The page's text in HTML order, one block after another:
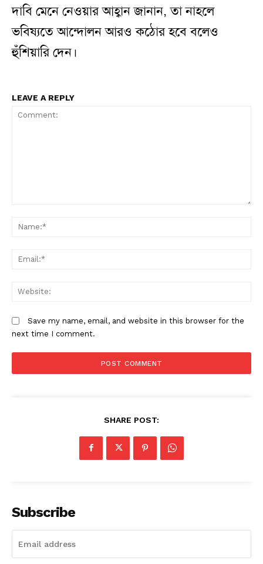
দাবি মেনে নেওয়ার আহ্বান জানান, তা নাহলে
ভবিষ্যতে আন্দোলন আরও কঠোর হবে বলেও
হুঁশিয়ারি দেন।
LEAVE A REPLY
Save my name, email, and website in this browser for the
next time I comment.
SHARE POST:
Subscribe